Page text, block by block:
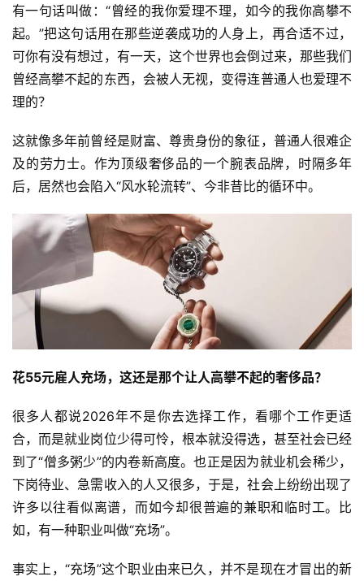
有一句话叫做：“曾经的我你爱理不理，如今的我你高攀不
起。”把这句话用在那些逆袭成功的人身上，再合适不过，
可你有没有想过，有一天，这个世界也会倒过来，那些我们
曾经高攀不起的东西，会被人无视，变得连普通人也爱理不
理的？
这就像多年前曾经是财富、尊贵身份的象征，普通人很难企
及的劳力士。作为顶级奢侈品的一个腕表品牌，时隔多年
后，居然也会陷入“风水轮流转”、今非昔比的循环中。
花55元雇人充场，这还是那个让人高攀不起的奢侈品？
很多人都说2026年不是你去选择工作，看哪个工作更适
合，而是就业岗位少得可怜，根本就没得选，甚至社会已经
到了“僧多粥少”的内卷新高度。也正是因为就业机会稀少，
下岗待业、急需收入的人又很多，于是，社会上纷纷出现了
许多以往看似离谱，而如今却很普遍的兼职和临时工。比
如，有一种职业叫做“充场”。
事实上，“充场”这个职业由来已久，并不是现在才冒出的新